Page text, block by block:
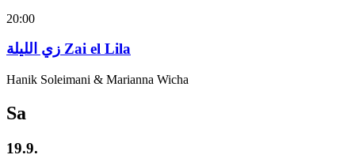
20:00
زي‌ اللیلة Zai el Lila
Hanik Soleimani & Marianna Wicha
Sa
19.9.